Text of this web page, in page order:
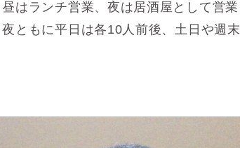
はランチ営業、夜は居酒屋として営
夜ともに平日は各10人前後、土日や週